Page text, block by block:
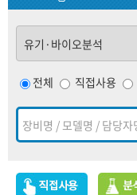
전체 직접사용